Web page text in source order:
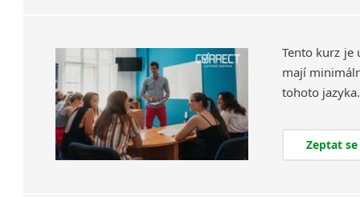
Tento kurz je
mají
tohoto jazyka.
Zeptat